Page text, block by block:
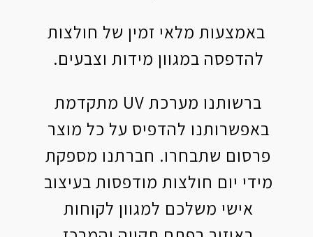
באמצעות מלאי זמין של חולצות
להדפסה במגוון מידות וצבעים.
ברשותנו מערכת UV מתקדמת
באפשרותנו להדפיס על כל מוצר
פרסום שתבחרו. חברתנו מספקת
מידי יום חולצות מודפסות בעיצוב
אישי משלכם למגוון לקוחות